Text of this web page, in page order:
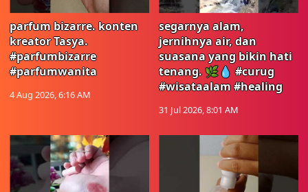
parfum bizarre. konten
kreator Tasya.
#parfumbizarre
#parfumwanita
4 Aug 2026, 6:16 AM
segarnya alam,
jernihnya air, dan
suasana yang bikin hati
tenang. 🌿💧 #curug
#wisataalam #healing
31 Jul 2026, 8:01 AM